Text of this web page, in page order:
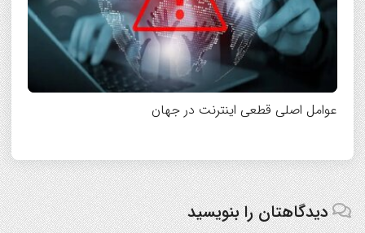
عوامل اصلی قطعی اینترنت در جهان
دیدگاهتان را بنویسید